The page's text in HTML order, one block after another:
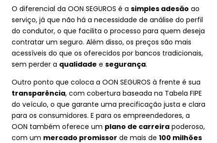
O diferencial da OON SEGUROS é a simples adesão ao
serviço, já que não há a necessidade de análise do perfil
do condutor, o que facilita o processo para quem deseja
contratar um seguro. Além disso, os preços são mais
acessíveis do que os oferecidos por bancos tradicionais,
sem perder a qualidade e segurança.
Outro ponto que coloca a OON SEGUROS à frente é sua
transparência, com cobertura baseada na Tabela FIPE
do veículo, o que garante uma precificação justa e clara
para os consumidores. E para os empreendedores, a
OON também oferece um plano de carreira poderoso,
com um mercado promissor de mais de 100 milhões